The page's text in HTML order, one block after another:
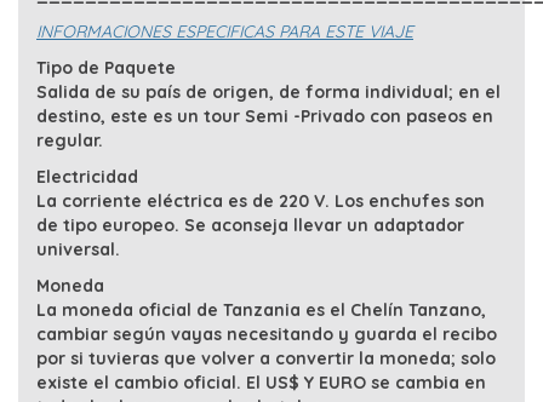
INFORMACIONES ESPECIFICAS PARA ESTE VIAJE
Tipo de Paquete
Salida de su país de origen, de forma individual; en el
destino, este es un tour Semi -Privado con paseos en
regular.
Electricidad
La corriente eléctrica es de 220 V. Los enchufes son
de tipo europeo. Se aconseja llevar un adaptador
universal.
Moneda
La moneda oficial de Tanzania es el Chelín Tanzano,
cambiar según vayas necesitando y guarda el recibo
por si tuvieras que volver a convertir la moneda; solo
existe el cambio oficial. El US$ Y EURO se cambia en